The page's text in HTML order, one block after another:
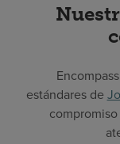
estándares de